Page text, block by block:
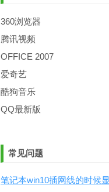
360浏览器
腾讯视频
OFFICE 2007
爱奇艺
酷狗音乐
QQ最新版
常见问题
笔记本win10插网线的时候